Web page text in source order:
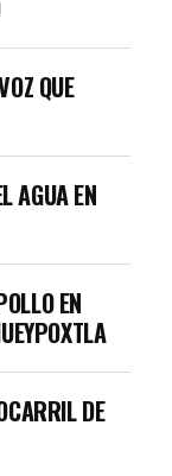
QUE
AGUA EN
EN
DE